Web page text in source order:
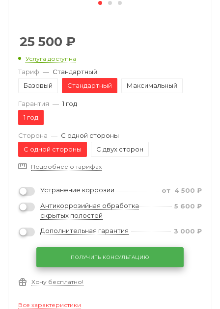
25 500 ₽
Услуга доступна
Тариф — Стандартный
Базовый
Стандартный Максимальный
Гарантия — 1 год
1 год
Сторона — С одной стороны
С одной стороны
С двух сторон
Подробнее о тарифах
Устранение коррозии от 4 500 ₽
Антикоррозийная обработка
скрытых полостей
5 600 ₽
Дополнительная гарантия 3 000 ₽
ПОЛУЧИТЬ КОНСУЛЬТАЦИЮ
Хочу бесплатно!
Все характеристики